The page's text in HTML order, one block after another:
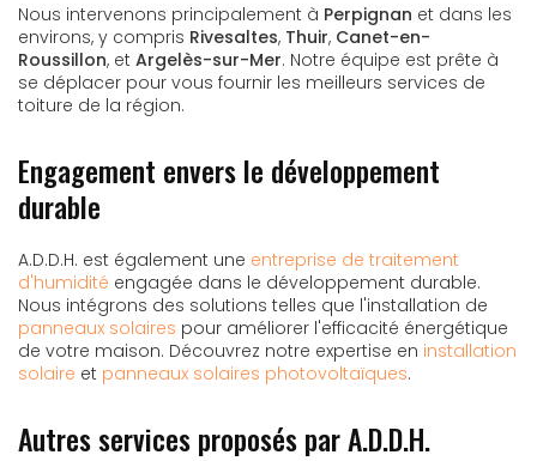
Nous intervenons principalement à Perpignan et dans les
environs, y compris Rivesaltes, Thuir, Canet-en-
Roussillon, et Argelès-sur-Mer. Notre équipe est prête à
se déplacer pour vous fournir les meilleurs services de
toiture de la région.
Engagement envers le développement
durable
A.D.D.H. est également une entreprise de traitement
d'humidité engagée dans le développement durable.
Nous intégrons des solutions telles que l'installation de
panneaux solaires pour améliorer l'efficacité énergétique
de votre maison. Découvrez notre expertise en installation
solaire et panneaux solaires photovoltaïques.
Autres services proposés par A.D.D.H.